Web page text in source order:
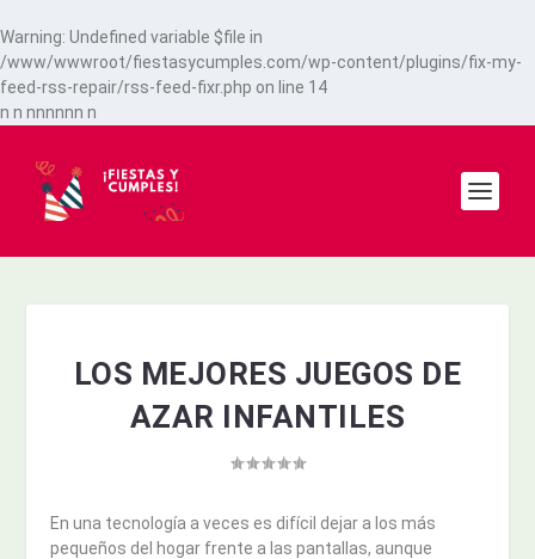
Warning: Undefined variable $file in
/www/wwwroot/fiestasycumples.com/wp-content/plugins/fix-my-
feed-rss-repair/rss-feed-fixr.php on line 14
n n nnnnnn n
LOS MEJORES JUEGOS DE
AZAR INFANTILES
En una tecnología a veces es difícil dejar a los más
pequeños del hogar frente a las pantallas, aunque